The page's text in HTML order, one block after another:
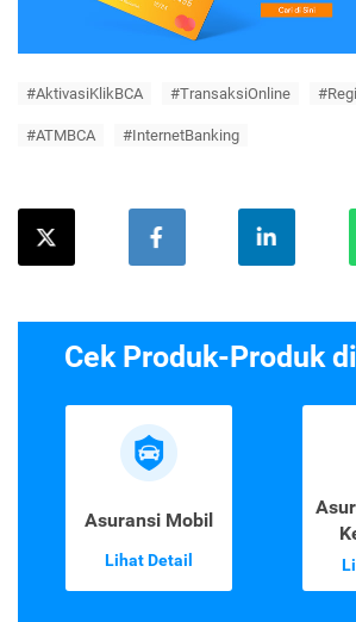
#AktivasiKlikBCA #TransaksiOnline
#ATMBCA #InternetBanking
Cek Produk-Produk
Asuransi Mobil
Lihat Detail